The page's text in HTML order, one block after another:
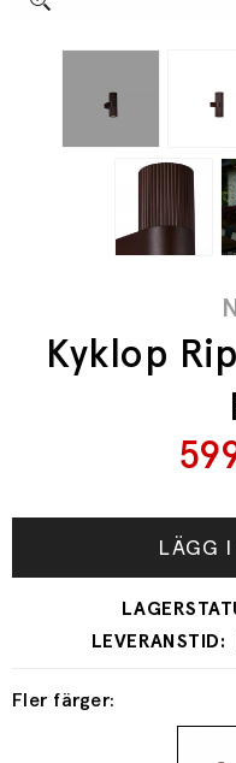
Kyklop
Fler färger:
LÄGG I